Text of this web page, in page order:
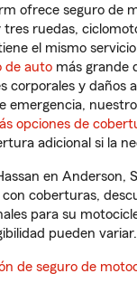
ofrece seguro de
tres ruedas,
el mismo
de auto más grande
corporales y daños
emergencia, nuestro
opciones de
adicional si la
en Anderson,
con coberturas,
para su
pueden variar.
de seguro de